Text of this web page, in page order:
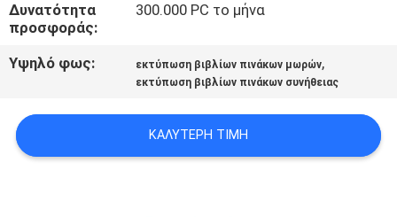
PRIVACY
POLICY
Δυνατότητα
προσφοράς:
300.000 PC το μήνα
Υψηλό φως: εκτύπωση βιβλίων πινάκων μωρών,
εκτύπωση βιβλίων πινάκων συνήθειας
ΚΑΛΎΤΕΡΗ ΤΙΜΉ